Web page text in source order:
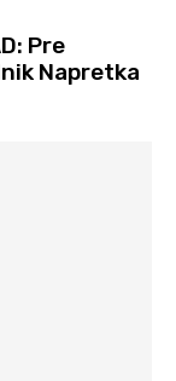
Pre
Napretka